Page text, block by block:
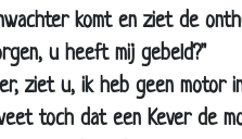
komt en ziet de
u heeft mij gebeld?"
ziet u, ik heb geen motor
toch dat een Kever de
Twee enkeltjes
De beste uivinding
Het Berenhol
Auto verkopen